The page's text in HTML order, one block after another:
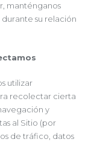
manténganos
durante su relación
utilizar
recolectar cierta
y
al Sitio (por
de tráfico, datos